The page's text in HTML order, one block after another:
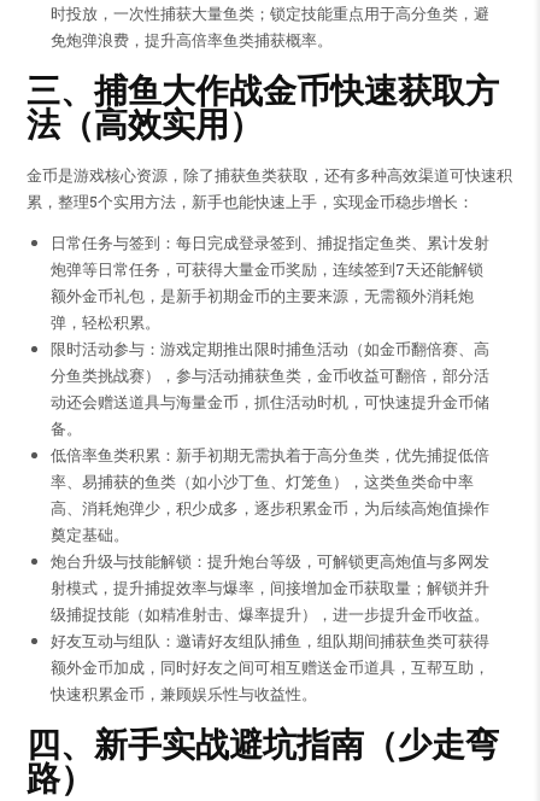
时投放，一次性捕获大量鱼类；锁定技能重点用于高分鱼类，避
免炮弹浪费，提升高倍率鱼类捕获概率。
三、捕鱼大作战金币快速获取方
法（高效实用）
金币是游戏核心资源，除了捕获鱼类获取，还有多种高效渠道可快速积
累，整理5个实用方法，新手也能快速上手，实现金币稳步增长：
日常任务与签到：每日完成登录签到、捕捉指定鱼类、累计发射
炮弹等日常任务，可获得大量金币奖励，连续签到7天还能解锁
额外金币礼包，是新手初期金币的主要来源，无需额外消耗炮
弹，轻松积累。
限时活动参与：游戏定期推出限时捕鱼活动（如金币翻倍赛、高
分鱼类挑战赛），参与活动捕获鱼类，金币收益可翻倍，部分活
动还会赠送道具与海量金币，抓住活动时机，可快速提升金币储
备。
低倍率鱼类积累：新手初期无需执着于高分鱼类，优先捕捉低倍
率、易捕获的鱼类（如小沙丁鱼、灯笼鱼），这类鱼类命中率
高、消耗炮弹少，积少成多，逐步积累金币，为后续高炮值操作
奠定基础。
炮台升级与技能解锁：提升炮台等级，可解锁更高炮值与多网发
射模式，提升捕捉效率与爆率，间接增加金币获取量；解锁并升
级捕捉技能（如精准射击、爆率提升），进一步提升金币收益。
好友互动与组队：邀请好友组队捕鱼，组队期间捕获鱼类可获得
额外金币加成，同时好友之间可相互赠送金币道具，互帮互助，
快速积累金币，兼顾娱乐性与收益性。
四、新手实战避坑指南（少走弯
路）